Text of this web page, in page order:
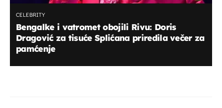
CELEBRITY
Bengalke i vatromet obojili Rivu: Doris
Dragović za tisuće Splićana priredila večer za
pamćenje